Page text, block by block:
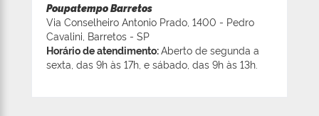
Poupatempo Barretos
Via Conselheiro Antonio Prado, 1400 - Pedro
Cavalini, Barretos - SP
Horário de atendimento:Aberto de segunda a
sexta, das 9h às 17h, e sábado, das 9h às 13h.